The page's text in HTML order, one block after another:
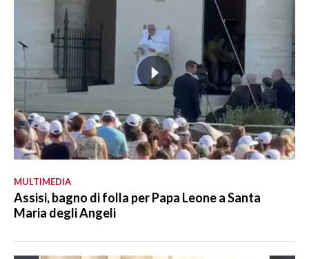
MULTIMEDIA
Assisi, bagno di folla per Papa Leone a Santa
Maria degli Angeli